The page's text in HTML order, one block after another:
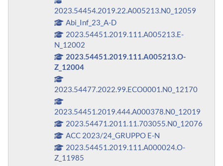
2023.54454.2019.22.A005213.N0_12059
Abi_Inf_23_A-D
2023.54451.2019.111.A005213.E-
N_12002
2023.54451.2019.111.A005213.O-
Z_12004
2023.54477.2022.99.ECO0001.N0_12170
2023.54451.2019.444.A000378.N0_12019
2023.54471.2011.11.703055.N0_12076
ACC 2023/24_GRUPPO E-N
2023.54451.2019.111.A000024.O-
Z_11985